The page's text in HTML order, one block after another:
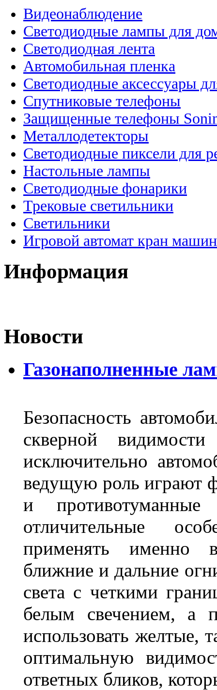
Видеонаблюдение
Светодиодные лампы для
Светодиодная лента
Автомобильная пленка
Светодиодные аксессуары
Спутниковые телефоны
Защищенные телефоны
Металлодетекторы
Светодиодные пиксели для
Настольные лампы
Светодиодные фонарики
Трековые светильники
Светильники
Игровой автомат кран
Информация
Новости
Газонаполненные
Безопасность
скверной видимости
исключительно
ведущую роль играют
и
отличительные
применять именно
ближние и дальние
света с четкими
белым свечением, а
использовать желтые,
оптимальную
ответных бликов,